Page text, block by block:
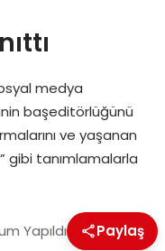
medya
başeditörlüğünü
ve yaşanan
gibi tanımlamalarla
Yapıldı Paylaş